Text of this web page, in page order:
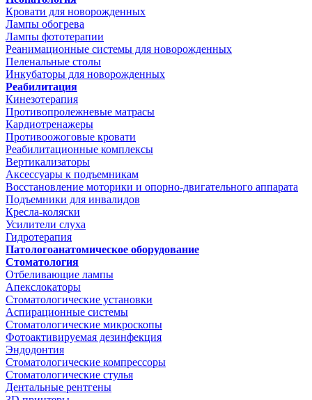
Кровати для новорожденных
Лампы обогрева
Лампы фототерапии
Реанимационные системы для новорожденных
Пеленальные столы
Инкубаторы для новорожденных
Реабилитация
Кинезотерапия
Противопролежневые матрасы
Кардиотренажеры
Противоожоговые кровати
Реабилитационные комплексы
Вертикализаторы
Аксессуары к подъемникам
Восстановление моторики и опорно-двигательного аппарата
Подъемники для инвалидов
Кресла-коляски
Усилители слуха
Гидротерапия
Патологоанатомическое оборудование
Стоматология
Отбеливающие лампы
Апекслокаторы
Стоматологические установки
Аспирационные системы
Стоматологические микроскопы
Фотоактивируемая дезинфекция
Эндодонтия
Стоматологические компрессоры
Стоматологические стулья
Дентальные рентгены